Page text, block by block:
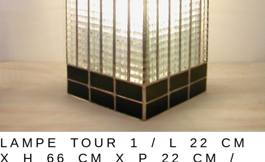
LAMPE TOUR 1 / L 22 CM
X H 66 CM X P 22 CM /